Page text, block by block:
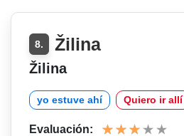
8. Žilina
Žilina
yo estuve ahí Quiero ir allí
Evaluación: